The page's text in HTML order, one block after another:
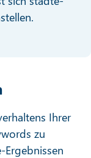
Ihrer
zu
Ergebnissen